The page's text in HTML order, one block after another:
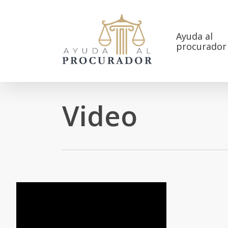
Ayuda al
procurador
Video